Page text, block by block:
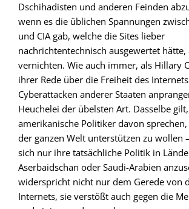
Dschihadisten und anderen Feinden
wenn es die üblichen Spannungen
und CIA gab, welche die Sites lieber
nachrichtentechnisch ausgewertet hätte,
vernichten. Wie auch immer, als Hillary
ihrer Rede über die Freiheit des
Cyberattacken anderer Staaten
Heuchelei der übelsten Art. Dasselbe
amerikanische Politiker davon
der ganzen Welt unterstützen zu wollen
sich nur ihre tatsächliche Politik in
Aserbaidschan oder Saudi-Arabien
widerspricht nicht nur dem Gerede von
Internets, sie verstößt auch gegen die